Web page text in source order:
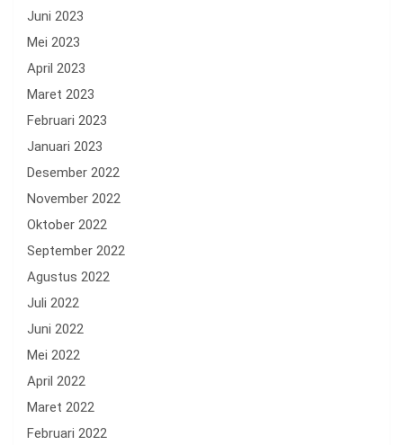
Juni 2023
Mei 2023
April 2023
Maret 2023
Februari 2023
Januari 2023
Desember 2022
November 2022
Oktober 2022
September 2022
Agustus 2022
Juli 2022
Juni 2022
Mei 2022
April 2022
Maret 2022
Februari 2022